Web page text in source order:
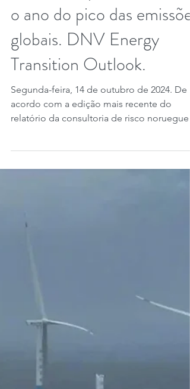
2024 será provavelmente
o ano do pico das emissões
globais. DNV Energy
Transition Outlook.
Segunda-feira, 14 de outubro de 2024. De